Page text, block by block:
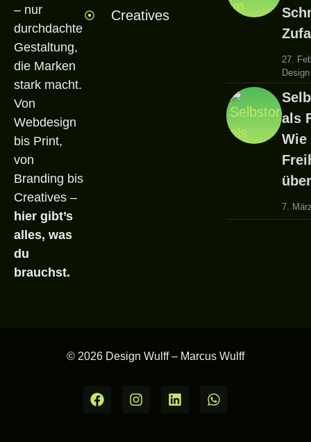
– nur
durchdachte
Gestaltung,
die Marken
stark macht.
Von
Webdesign
bis Print,
von
Branding bis
Creatives –
hier gibt’s
alles, was
du
brauchst.
Creatives
27.
als
Wie
7.
© 2026 Design Wulff – Marcus Wulff